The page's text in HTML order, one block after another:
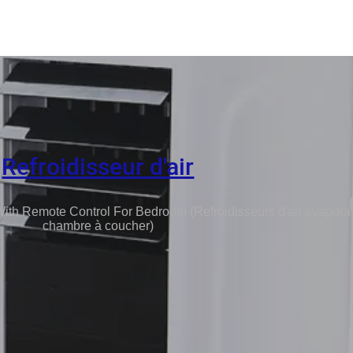
Refroidisseur d'air
Remote Control For Bedroom (Refroidisseurs d'air
chambre à coucher)